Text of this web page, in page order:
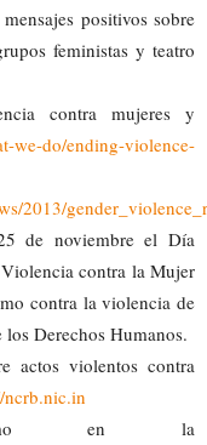
positivos sobre
feministas y teatro
contra mujeres y
we-do/ending-violence-
2013/
de noviembre el Día
contra la Mujer
contra la violencia de
Derechos Humanos.
actos violentos contra
ncrb.nic.in
en la